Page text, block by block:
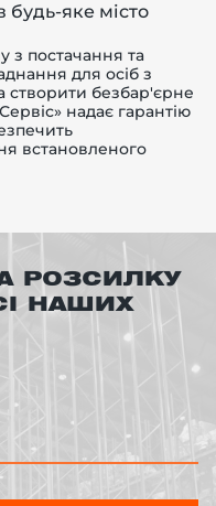
будь-яке місто
з постачання та
для осіб з
безбар'єрне
надає гарантію
встановленого
РОЗСИЛКУ
НАШИХ